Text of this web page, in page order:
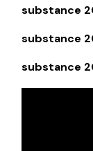
substance
substance
substance